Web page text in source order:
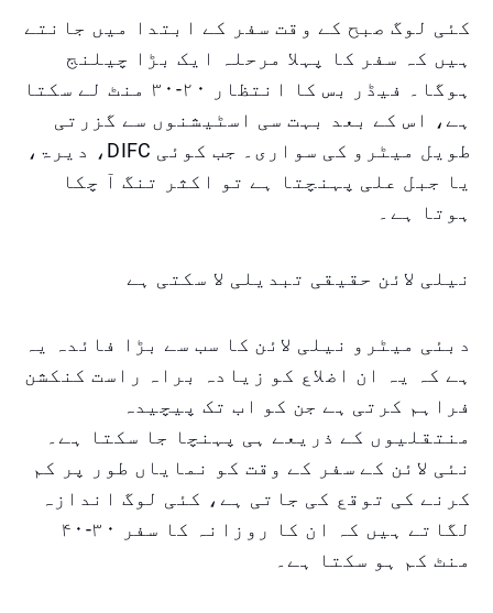
کئی لوگ صبح کے وقت سفر کے ابتدا میں جانتے
ہیں کہ سفر کا پہلا مرحلہ ایک بڑا چیلنج
ہوگا۔ فیڈر بس کا انتظار ۲۰-۳۰ منٹ لے سکتا
ہے، اس کے بعد بہت سی اسٹیشنوں سے گزرتی
طویل میٹرو کی سواری۔ جب کوئی DIFC، دیرۃ،
یا جبل علی پہنچتا ہے تو اکثر تنگ آ چکا
ہوتا ہے۔
نیلی لائن حقیقی تبدیلی لا سکتی ہے
دبئی میٹرو نیلی لائن کا سب سے بڑا فائدہ یہ
ہے کہ یہ ان اضلاع کو زیادہ براہ راست کنکشن
فراہم کرتی ہے جن کو اب تک پیچیدہ
منتقلیوں کے ذریعے ہی پہنچا جا سکتا ہے۔
نئی لائن کے سفر کے وقت کو نمایاں طور پر کم
کرنے کی توقع کی جاتی ہے، کئی لوگ اندازہ
لگاتے ہیں کہ ان کا روزانہ کا سفر ۳۰-۴۰
منٹ کم ہو سکتا ہے۔